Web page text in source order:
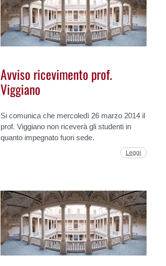
Avviso ricevimento prof.
Viggiano
Si comunica che mercoledì 26 marzo 2014 il
prof. Viggiano non riceverà gli studenti in
quanto impegnato fuori sede.
Leggi